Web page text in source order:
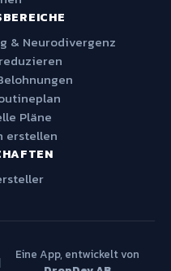
& Neurodivergenz
Pläne
erstellen
|
Eine App, entwickelt von